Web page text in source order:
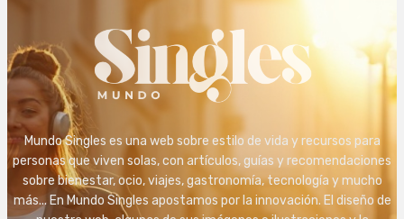
Mundo Singles es una web sobre estilo de vida y recursos para
personas que viven solas, con artículos, guías y recomendaciones
sobre bienestar, ocio, viajes, gastronomía, tecnología y mucho
más... En Mundo Singles apostamos por la innovación. El diseño de